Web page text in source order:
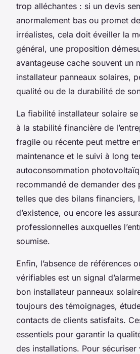
trop alléchantes : si un devis
anormalement bas ou promet
irréalistes, cela doit éveiller la
général, une proposition
avantageuse cache souvent un
installateur panneaux solaires,
qualité ou de la durabilité de
La fiabilité installateur solaire
à la stabilité financière de
fragile ou récente peut mettre
maintenance et le suivi à long
autoconsommation
recommandé de demander des
telles que des bilans financiers,
d’existence, ou encore les
professionnelles auxquelles
soumise.
Enfin, l’absence de références
vérifiables est un signal
bon installateur panneaux
toujours des témoignages,
contacts de clients satisfaits.
essentiels pour garantir la
des installations. Pour